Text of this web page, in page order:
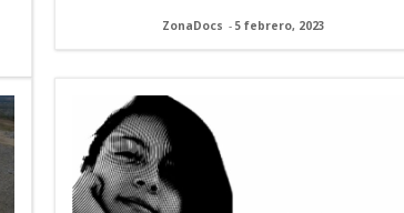
ZonaDocs - 5 febrero, 2023